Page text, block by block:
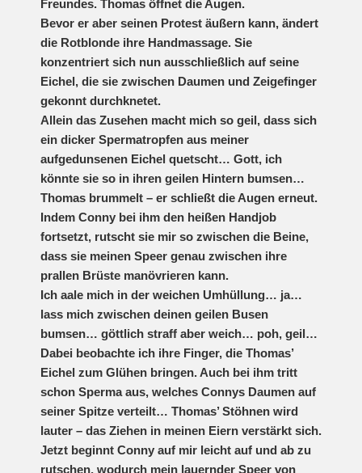
Freundes. Thomas öffnet die Augen.
Bevor er aber seinen Protest äußern kann, ändert
die Rotblonde ihre Handmassage. Sie
konzentriert sich nun ausschließlich auf seine
Eichel, die sie zwischen Daumen und Zeigefinger
gekonnt durchknetet.
Allein das Zusehen macht mich so geil, dass sich
ein dicker Spermatropfen aus meiner
aufgedunsenen Eichel quetscht… Gott, ich
könnte sie so in ihren geilen Hintern bumsen…
Thomas brummelt – er schließt die Augen erneut.
Indem Conny bei ihm den heißen Handjob
fortsetzt, rutscht sie mir so zwischen die Beine,
dass sie meinen Speer genau zwischen ihre
prallen Brüste manövrieren kann.
Ich aale mich in der weichen Umhüllung… ja…
lass mich zwischen deinen geilen Busen
bumsen… göttlich straff aber weich… poh, geil…
Dabei beobachte ich ihre Finger, die Thomas’
Eichel zum Glühen bringen. Auch bei ihm tritt
schon Sperma aus, welches Connys Daumen auf
seiner Spitze verteilt… Thomas’ Stöhnen wird
lauter – das Ziehen in meinen Eiern verstärkt sich.
Jetzt beginnt Conny auf mir leicht auf und ab zu
rutschen, wodurch mein lauernder Speer von